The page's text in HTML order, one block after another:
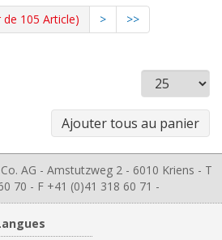
de 105 Article)
> >>
AG - Amstutzweg 2 - 6010 Kriens - T
70 - F +41 (0)41 318 60 71 -